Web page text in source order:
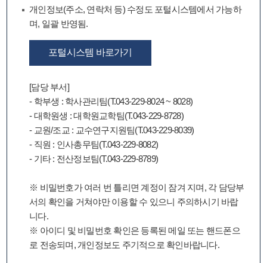
개인정보(주소, 연락처 등) 수정도 포털시스템에서 가능하
며, 일괄 반영됨.
포털시스템 바로가기
[담당 부서]
- 학부생 : 학사관리팀(T.043-229-8024 ~ 8028)
- 대학원생 : 대학원교학팀(T.043-229-8728)
- 교원/조교 : 교수연구지원팀(T.043-229-8039)
- 직원 : 인사총무팀(T.043-229-8082)
- 기타 : 전산정보팀(T.043-229-8789)
※ 비밀번호가 여러 번 틀리면 계정이 잠겨 지며, 각 담당부
서의 확인을 거쳐야만 이용할 수 있으니 주의하시기 바랍
니다.
※ 아이디 및 비밀번호 확인은 등록된 메일 또는 핸드폰으
로 전송되며, 개인정보도 주기적으로 확인바랍니다.